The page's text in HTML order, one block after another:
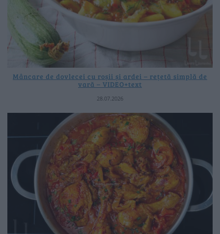
Mâncare de dovlecei cu roșii și ardei – rețetă simplă de
vară – VIDEO+text
28.07.2026